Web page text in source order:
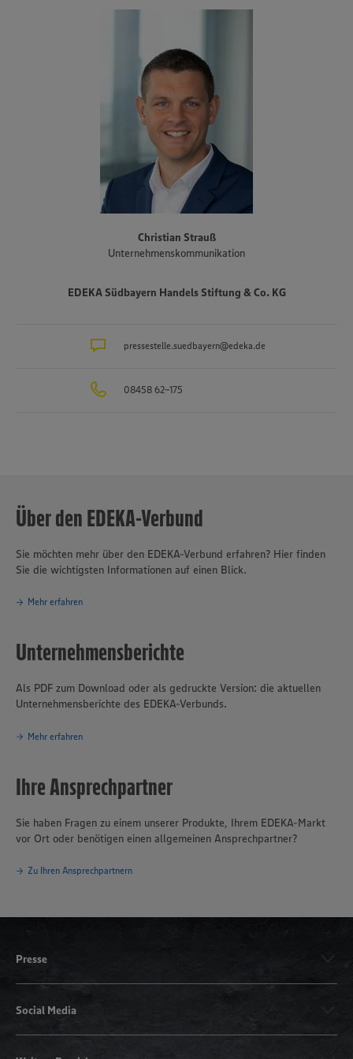
27.000 Menschen zukunftssichere Arbeitsplätze, darunter etwa
1.600 Auszubildende. Aus ihren Logistikzentren in Eching,
Gaimersheim, Landsberg/Lech, Straubing und Trostberg versorgt
die EDEKA Südbayern heute über 1.100 EDEKA-Märkte mit
hochwertigen Lebensmitteln. Flankiert von der verbundeigenen
Getränkelogistik an den Standorten Landsberg am Lech und
Wallersdorf. Etwa 900 der Super- und Verbrauchermärkte im
Absatzgebiet werden von rund 520 selbständigen EDEKA-
Kaufleuten geführt. Die übrigen Märkte betreiben vier 100-
prozentige Tochtergesellschaften der EDEKA Südbayern in
Eigenregie. Mit TRINKGUT verfügt die EDEKA Südbayern außerdem
Christian Strauß
Unternehmenskommunikation
EDEKA Südbayern Handels Stiftung & Co. KG
pressestelle.suedbayern@edeka.de
08458 62-175
Über den EDEKA-Verbund
Sie möchten mehr über den EDEKA-Verbund erfahren? Hier finden
Sie die wichtigsten Informationen auf einen Blick.
Mehr erfahren
Unternehmensberichte
Als PDF zum Download oder als gedruckte Version: die aktuellen
Unternehmensberichte des EDEKA-Verbunds.
Mehr erfahren
Ihre Ansprechpartner
Sie haben Fragen zu einem unserer Produkte, Ihrem EDEKA-Markt
vor Ort oder benötigen einen allgemeinen Ansprechpartner?
Zu Ihren Ansprechpartnern
Presse
Social Media